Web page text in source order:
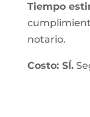
Tiempo
notario.
Costo: SÍ.